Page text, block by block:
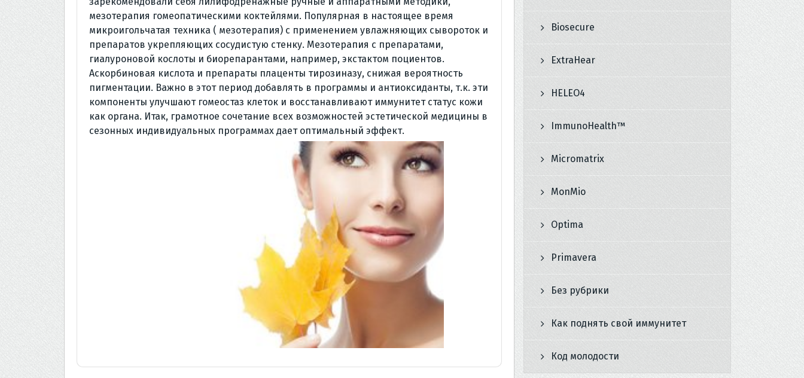
мезотерапия гомеопатическими коктейлями. Популярная в настоящее время
микроигольчатая техника ( мезотерапия) с применением увлажняющих сывороток и
препаратов укрепляющих сосудистую стенку. Мезотерапия с препаратами,
гиалуроновой кослоты и биорепарантами, например, экстактом поциентов.
Аскорбиновая кислота и препараты плаценты тирозиназу, снижая вероятность
пигментации. Важно в этот период добавлять в программы и антиоксиданты, т.к. эти
компоненты улучшают гомеостаз клеток и восстанавливают иммунитет статус кожи
как органа. Итак, грамотное сочетание всех возможностей эстетической медицины в
сезонных индивидуальных программах дает оптимальный эффект.
Biosecure
ExtraHear
HELEO4
ImmunoHealth™
Micromatrix
MonMio
Optima
Primavera
Без рубрики
Как поднять свой иммунитет
Код молодости